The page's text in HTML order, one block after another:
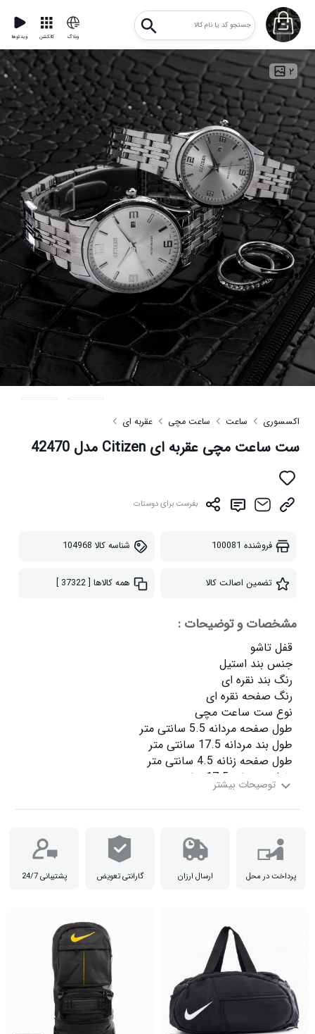
ویدئوها کالکشن وبلاگ
۲
اکسسوری ساعت ساعت مچی عقربه ای
ست ساعت مچی عقربه ای Citizen مدل 42470
بفرست برای دوستات
فروشنده 100081 شناسه کالا 104968
تضمین اصالت کالا همه کالاها [ 37322 ]
مشخصات و توضیحات :
روز شمار دارد
پرداخت در محل ارسال ارزان گارانتی تعویض پشتیبانی 24/7